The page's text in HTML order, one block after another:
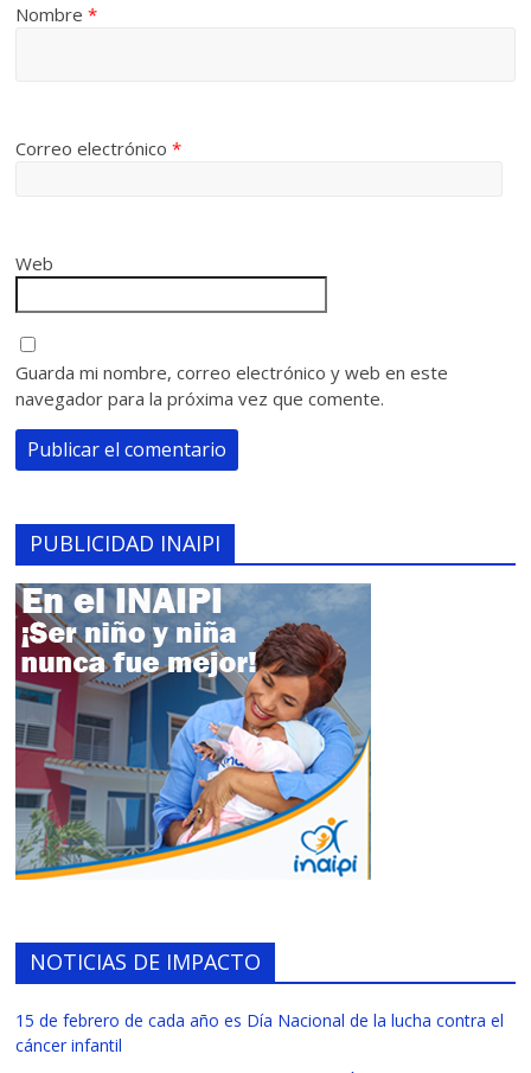
Nombre*
Correo electrónico*
Web
Guarda mi nombre, correo electrónico y web en este
navegador para la próxima vez que comente.
PUBLICIDAD INAIPI
NOTICIAS DE IMPACTO
15 de febrero de cada año es Día Nacional de la lucha contra el
cáncer infantil